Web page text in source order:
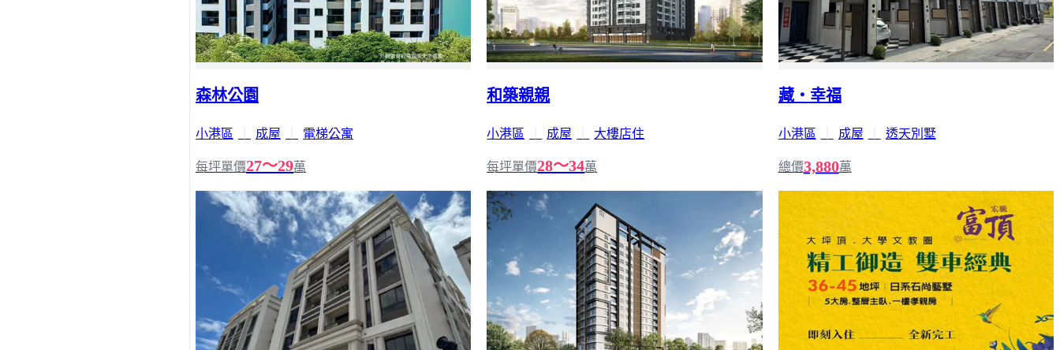
森林公園
小港區 成屋 電梯公寓
每坪單價27～29萬
和築親親
小港區 成屋 大樓店住
每坪單價28～34萬
藏・幸福
小港區 成屋 透天別墅
總價3,880萬